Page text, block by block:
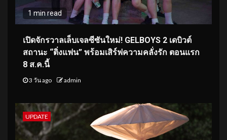
1 min read
เปิดจักรวาลเล็บเจลซีซันใหม่! GELBOYS 2 เดบิวต์
สถานะ “ติ่งแฟน” พร้อมเสิร์ฟความคลั่งรัก ตอนแรก
8 ส.ค.นี้
3 วัน ago admin
UPDATE